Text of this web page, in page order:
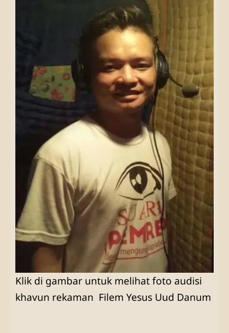
Klik di gambar untuk melihat foto audisi
khavun rekaman Filem Yesus Uud Danum